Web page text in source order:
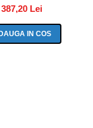
387,20 Lei
IN COS